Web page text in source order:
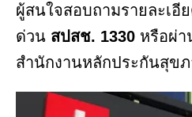
ผู้สนใจสอบถามรายละเอี
ด่วน สปสช. 1330 หรือผ่า
สำนักงานหลักประกันสุข